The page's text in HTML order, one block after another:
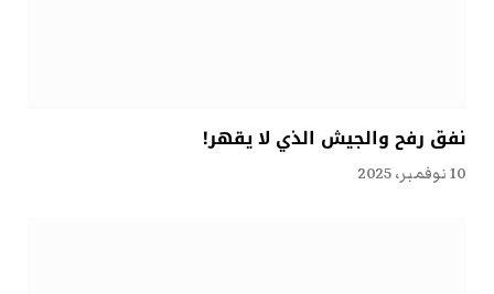
نفق رفح والجيش الذي لا يقهر!
10 نوفمبر، 2025